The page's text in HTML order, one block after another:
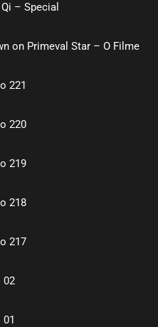
– Special
on Primeval Star – O Filme
221
220
219
218
217
02